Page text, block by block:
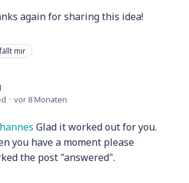
again for sharing this idea!
mir
vor 8 Monaten
Glad it worked out for you.
you have a moment please
the post "answered".